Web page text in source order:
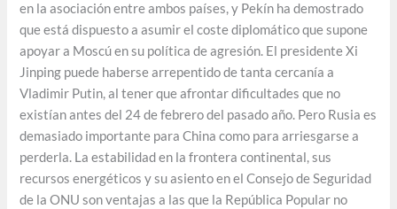
en la asociación entre ambos países, y Pekín ha demostrado
que está dispuesto a asumir el coste diplomático que supone
apoyar a Moscú en su política de agresión. El presidente Xi
Jinping puede haberse arrepentido de tanta cercanía a
Vladimir Putin, al tener que afrontar dificultades que no
existían antes del 24 de febrero del pasado año. Pero Rusia es
demasiado importante para China como para arriesgarse a
perderla. La estabilidad en la frontera continental, sus
recursos energéticos y su asiento en el Consejo de Seguridad
de la ONU son ventajas a las que la República Popular no